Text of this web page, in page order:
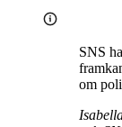
SNS
om